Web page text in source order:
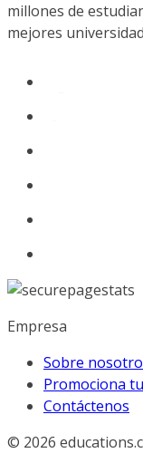
millones de
mejores
Empresa
Sobre
Promociona
Contáctenos
© 2026